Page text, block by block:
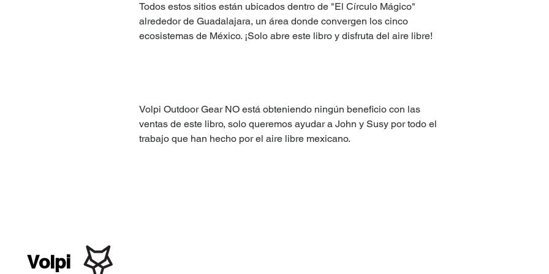
Todos estos sitios están ubicados dentro de "El Círculo Mágico"
alrededor de Guadalajara, un área donde convergen los cinco
ecosistemas de México. ¡Solo abre este libro y disfruta del aire libre!
Volpi Outdoor Gear NO está obteniendo ningún beneficio con las
ventas de este libro, solo queremos ayudar a John y Susy por todo el
trabajo que han hecho por el aire libre mexicano.
Volpi